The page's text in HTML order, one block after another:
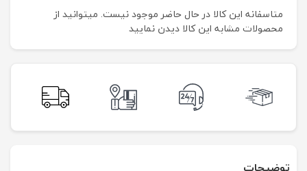
متاسفانه این کالا در حال حاضر موجود نیست. می‍توانید از
محصولات مشابه این کالا دیدن نمایید